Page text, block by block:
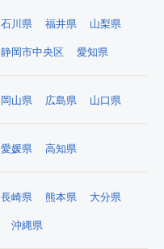
石川県 福井県 山梨県
静岡市中央区 愛知県
岡山県 広島県 山口県
愛媛県 高知県
長崎県 熊本県 大分県
沖縄県